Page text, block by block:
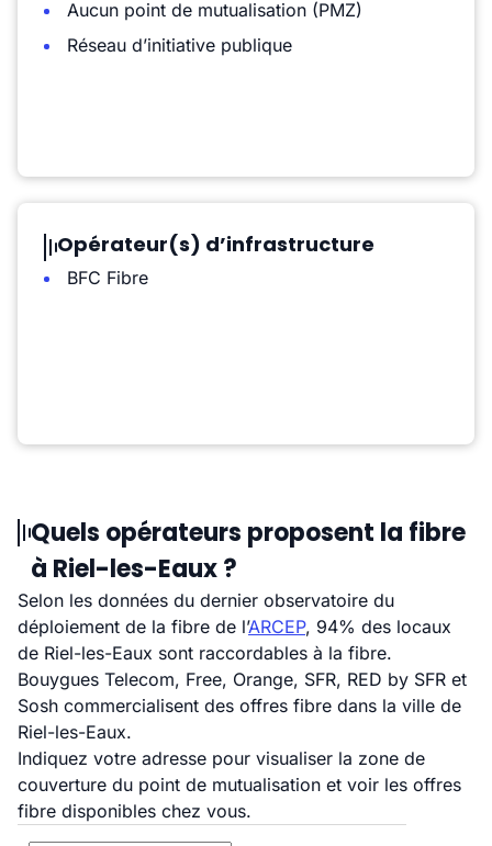
Aucun point de mutualisation (PMZ)
Réseau d’initiative publique
Opérateur(s) d’infrastructure
BFC Fibre
Quels opérateurs proposent la fibre
à Riel-les-Eaux ?
Selon les données du dernier observatoire du
déploiement de la fibre de l’ARCEP, 94% des locaux
de Riel-les-Eaux sont raccordables à la fibre.
Bouygues Telecom, Free, Orange, SFR, RED by SFR et
Sosh commercialisent des offres fibre dans la ville de
Riel-les-Eaux.
Indiquez votre adresse pour visualiser la zone de
couverture du point de mutualisation et voir les offres
fibre disponibles chez vous.